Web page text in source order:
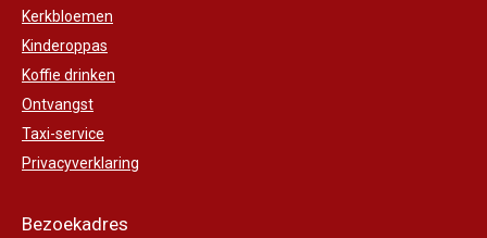
Kerkbloemen
Kinderoppas
Koffie drinken
Ontvangst
Taxi-service
Privacyverklaring
Bezoekadres